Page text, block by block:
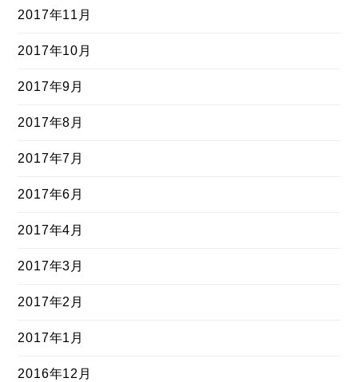
2017年11月
2017年10月
2017年9月
2017年8月
2017年7月
2017年6月
2017年4月
2017年3月
2017年2月
2017年1月
2016年12月